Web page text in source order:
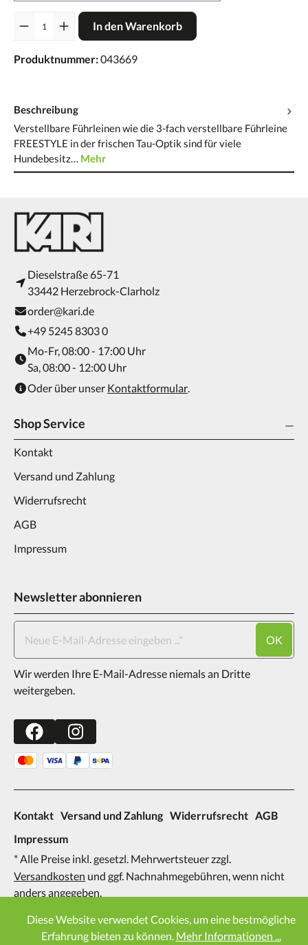
In den Warenkorb
Produktnummer:043669
Beschreibung
Verstellbare Führleinen wie die 3-fach verstellbare Führleine
FREESTYLE in der frischen Tau-Optik sind für viele
Hundebesitz… Mehr
Dieselstraße 65-71
33442 Herzebrock-Clarholz
order@kari.de
+49 5245 8303 0
Mo-Fr, 08:00 - 17:00 Uhr
Sa, 08:00 - 12:00 Uhr
Oder über unser Kontaktformular.
Shop Service
Kontakt
Versand und Zahlung
Widerrufsrecht
AGB
Impressum
Newsletter abonnieren
OK
Wir werden Ihre E-Mail-Adresse niemals an Dritte
weitergeben.
Kontakt Versand und Zahlung Widerrufsrecht AGB
Impressum
* Alle Preise inkl. gesetzl. Mehrwertsteuer zzgl.
Versandkosten und ggf. Nachnahmegebühren, wenn nicht
anders angegeben.
2026Diese Website verwendet Cookies, um eine bestmögliche
Erfahrung bieten zu können. Mehr Informationen ...